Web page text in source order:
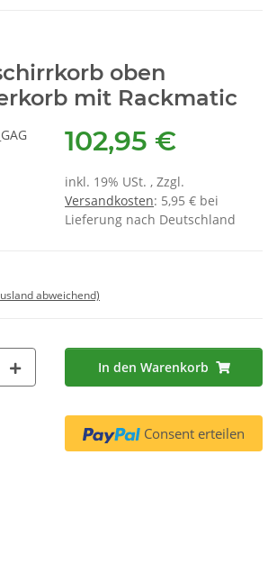
oben
mit Rackmatic
102,95 €
inkl. 19% USt. , Zzgl.
Versandkosten: 5,95 € bei
Lieferung nach Deutschland
abweichend)
In den Warenkorb
Consent erteilen
Bosch Siemens
17008835 )